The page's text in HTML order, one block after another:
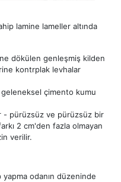
lamine lameller altında
dökülen genleşmiş kilden
kontrplak levhalar
geleneksel çimento kumu
- pürüzsüz ve pürüzsüz bir
2 cm'den fazla olmayan
verilir.
yapma odanın düzeninde